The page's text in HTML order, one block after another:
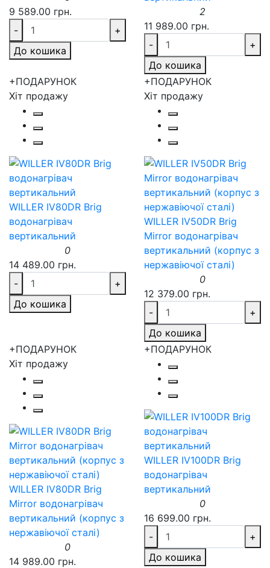
9 589.00 грн.
-
+
До кошика
2
11 989.00 грн.
-
+
До кошика
+ПОДАРУНОК
Хіт продажу
WILLER IV80DR Brig
водонагрівач
вертикальний
0
14 489.00 грн.
-
+
До кошика
+ПОДАРУНОК
Хіт продажу
WILLER IV50DR Brig
Mirror водонагрівач
вертикальний (корпус з
нержавіючої сталі)
0
12 379.00 грн.
-
+
До кошика
+ПОДАРУНОК
Хіт продажу
WILLER IV80DR Brig
Mirror водонагрівач
вертикальний (корпус з
нержавіючої сталі)
0
14 989.00 грн.
+ПОДАРУНОК
WILLER IV100DR Brig
водонагрівач
вертикальний
0
16 699.00 грн.
-
+
До кошика